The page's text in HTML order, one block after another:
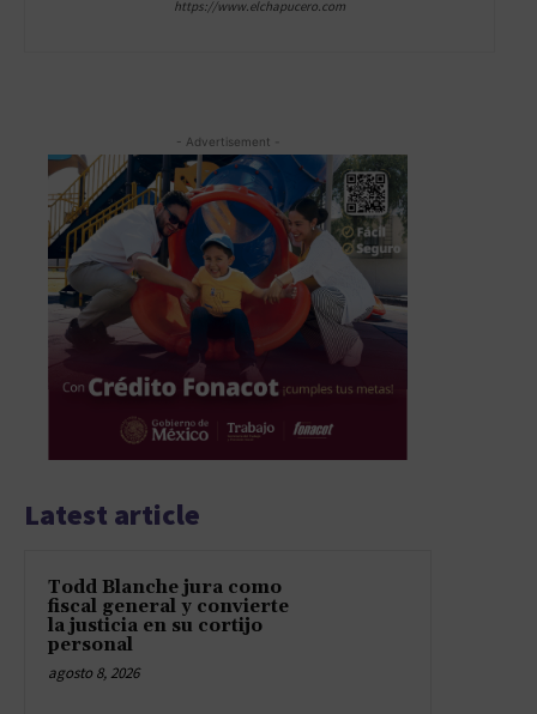
https://www.elchapucero.com
- Advertisement -
Latest article
Todd Blanche jura como
fiscal general y convierte
la justicia en su cortijo
personal
agosto 8, 2026